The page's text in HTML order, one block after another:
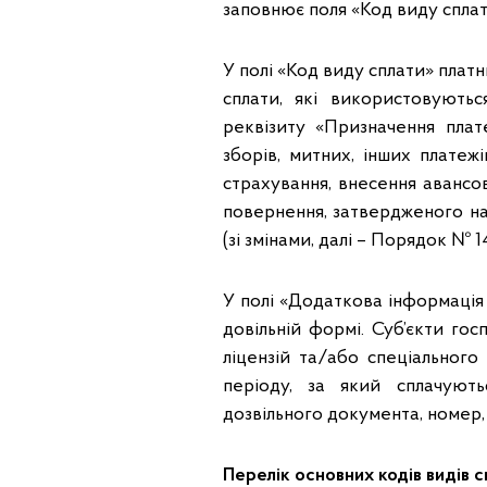
заповнює поля «Код виду
У полі «Код виду сплати»
сплати, які
реквізиту «Призначення
зборів, митних, інших
страхування, внесення
повернення, затвердженого
(зі змінами, далі – Порядок №
У полі «Додаткова
довільній формі. Суб’єкти
ліцензій та/або
періоду, за який
дозвільного документа, номер,
Перелік основних кодів видів